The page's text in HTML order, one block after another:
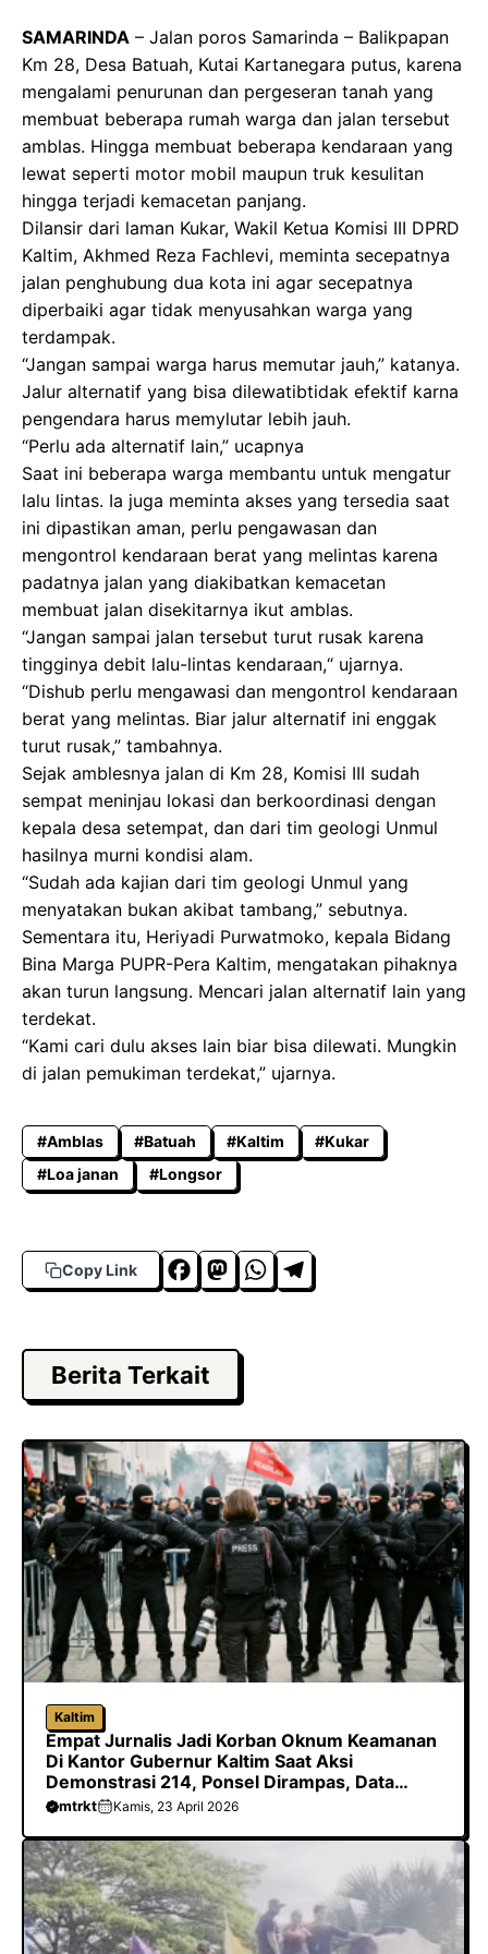
SAMARINDA – Jalan poros Samarinda – Balikpapan
Km 28, Desa Batuah, Kutai Kartanegara putus, karena
mengalami penurunan dan pergeseran tanah yang
membuat beberapa rumah warga dan jalan tersebut
amblas. Hingga membuat beberapa kendaraan yang
lewat seperti motor mobil maupun truk kesulitan
hingga terjadi kemacetan panjang.
Dilansir dari laman Kukar, Wakil Ketua Komisi III DPRD
Kaltim, Akhmed Reza Fachlevi, meminta secepatnya
jalan penghubung dua kota ini agar secepatnya
diperbaiki agar tidak menyusahkan warga yang
terdampak.
“Jangan sampai warga harus memutar jauh,” katanya.
Jalur alternatif yang bisa dilewatibtidak efektif karna
pengendara harus memylutar lebih jauh.
“Perlu ada alternatif lain,” ucapnya
Saat ini beberapa warga membantu untuk mengatur
lalu lintas. Ia juga meminta akses yang tersedia saat
ini dipastikan aman, perlu pengawasan dan
mengontrol kendaraan berat yang melintas karena
padatnya jalan yang diakibatkan kemacetan
membuat jalan disekitarnya ikut amblas.
“Jangan sampai jalan tersebut turut rusak karena
tingginya debit lalu-lintas kendaraan,“ ujarnya.
“Dishub perlu mengawasi dan mengontrol kendaraan
berat yang melintas. Biar jalur alternatif ini enggak
turut rusak,” tambahnya.
Sejak amblesnya jalan di Km 28, Komisi III sudah
sempat meninjau lokasi dan berkoordinasi dengan
kepala desa setempat, dan dari tim geologi Unmul
hasilnya murni kondisi alam.
“Sudah ada kajian dari tim geologi Unmul yang
menyatakan bukan akibat tambang,” sebutnya.
Sementara itu, Heriyadi Purwatmoko, kepala Bidang
Bina Marga PUPR-Pera Kaltim, mengatakan pihaknya
akan turun langsung. Mencari jalan alternatif lain yang
terdekat.
“Kami cari dulu akses lain biar bisa dilewati. Mungkin
di jalan pemukiman terdekat,” ujarnya.
#Amblas #Batuah #Kaltim
#Kukar
#Loa janan
#Longsor
Copy Link
F
c
e
b
o
o
k
M
s
t
o
d
o
n
W
a
s
A
p
p
T
a
m
Berita Terkait
Kaltim
Empat Jurnalis Jadi Korban Oknum Keamanan
Di Kantor Gubernur Kaltim Saat Aksi
Demonstrasi 214, Ponsel Dirampas, Data
Dihapus Hingga Dilarang Meliput
mtrkt Kamis, 23 April 2026